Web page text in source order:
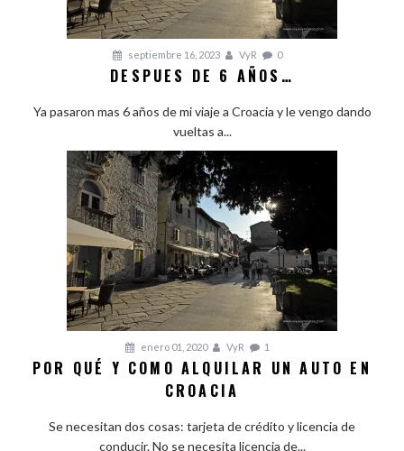
septiembre 16, 2023 VyR 0
DESPUES DE 6 AÑOS…
Ya pasaron mas 6 años de mi viaje a Croacia y le vengo dando
vueltas a...
enero 01, 2020 VyR 1
POR QUÉ Y COMO ALQUILAR UN AUTO EN
CROACIA
Se necesitan dos cosas: tarjeta de crédito y licencia de
conducir. No se necesita licencia de...